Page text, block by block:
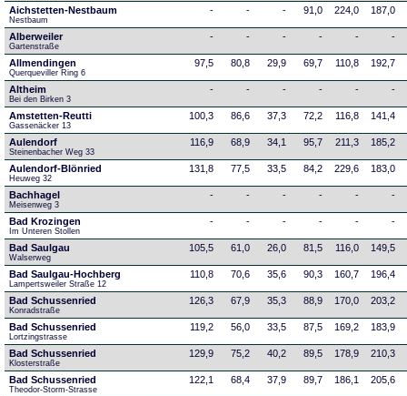
Aichstetten-Nestbaum
Nestbaum
- - - 91,0 224,0 187,0
Alberweiler
Gartenstraße
- - - - - -
Allmendingen
Querqueviller Ring 6
97,5 80,8 29,9 69,7 110,8 192,7
Altheim
Bei den Birken 3
- - - - - -
Amstetten-Reutti
Gassenäcker 13
100,3 86,6 37,3 72,2 116,8 141,4
Aulendorf
Steinenbacher Weg 33
116,9 68,9 34,1 95,7 211,3 185,2
Aulendorf-Blönried
Heuweg 32
131,8 77,5 33,5 84,2 229,6 183,0
Bachhagel
Meisenweg 3
- - - - - -
Bad Krozingen
Im Unteren Stollen
- - - - - -
Bad Saulgau
Walserweg
105,5 61,0 26,0 81,5 116,0 149,5
Bad Saulgau-Hochberg
Lampertsweiler Straße 12
110,8 70,6 35,6 90,3 160,7 196,4
Bad Schussenried
Konradstraße
126,3 67,9 35,3 88,9 170,0 203,2
Bad Schussenried
Lortzingstrasse
119,2 56,0 33,5 87,5 169,2 183,9
Bad Schussenried
Klosterstraße
129,9 75,2 40,2 89,5 178,9 210,3
Bad Schussenried
Theodor-Storm-Strasse
122,1 68,4 37,9 89,7 186,1 205,6